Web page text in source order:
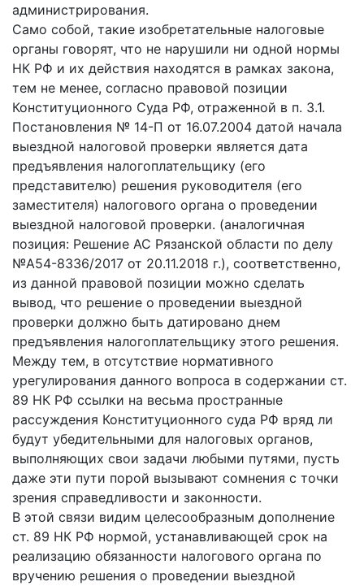
администрирования.
Само собой, такие изобретательные налоговые
органы говорят, что не нарушили ни одной нормы
НК РФ и их действия находятся в рамках закона,
тем не менее, согласно правовой позиции
Конституционного Суда РФ, отраженной в п. 3.1.
Постановления № 14-П от 16.07.2004 датой начала
выездной налоговой проверки является дата
предъявления налогоплательщику (его
представителю) решения руководителя (его
заместителя) налогового органа о проведении
выездной налоговой проверки. (аналогичная
позиция: Решение АС Рязанской области по делу
№А54-8336/2017 от 20.11.2018 г.), соответственно,
из данной правовой позиции можно сделать
вывод, что решение о проведении выездной
проверки должно быть датировано днем
предъявления налогоплательщику этого решения.
Между тем, в отсутствие нормативного
урегулирования данного вопроса в содержании ст.
89 НК РФ ссылки на весьма пространные
рассуждения Конституционного суда РФ вряд ли
будут убедительными для налоговых органов,
выполняющих свои задачи любыми путями, пусть
даже эти пути порой вызывают сомнения с точки
зрения справедливости и законности.
В этой связи видим целесообразным дополнение
ст. 89 НК РФ нормой, устанавливающей срок на
реализацию обязанности налогового органа по
вручению решения о проведении выездной